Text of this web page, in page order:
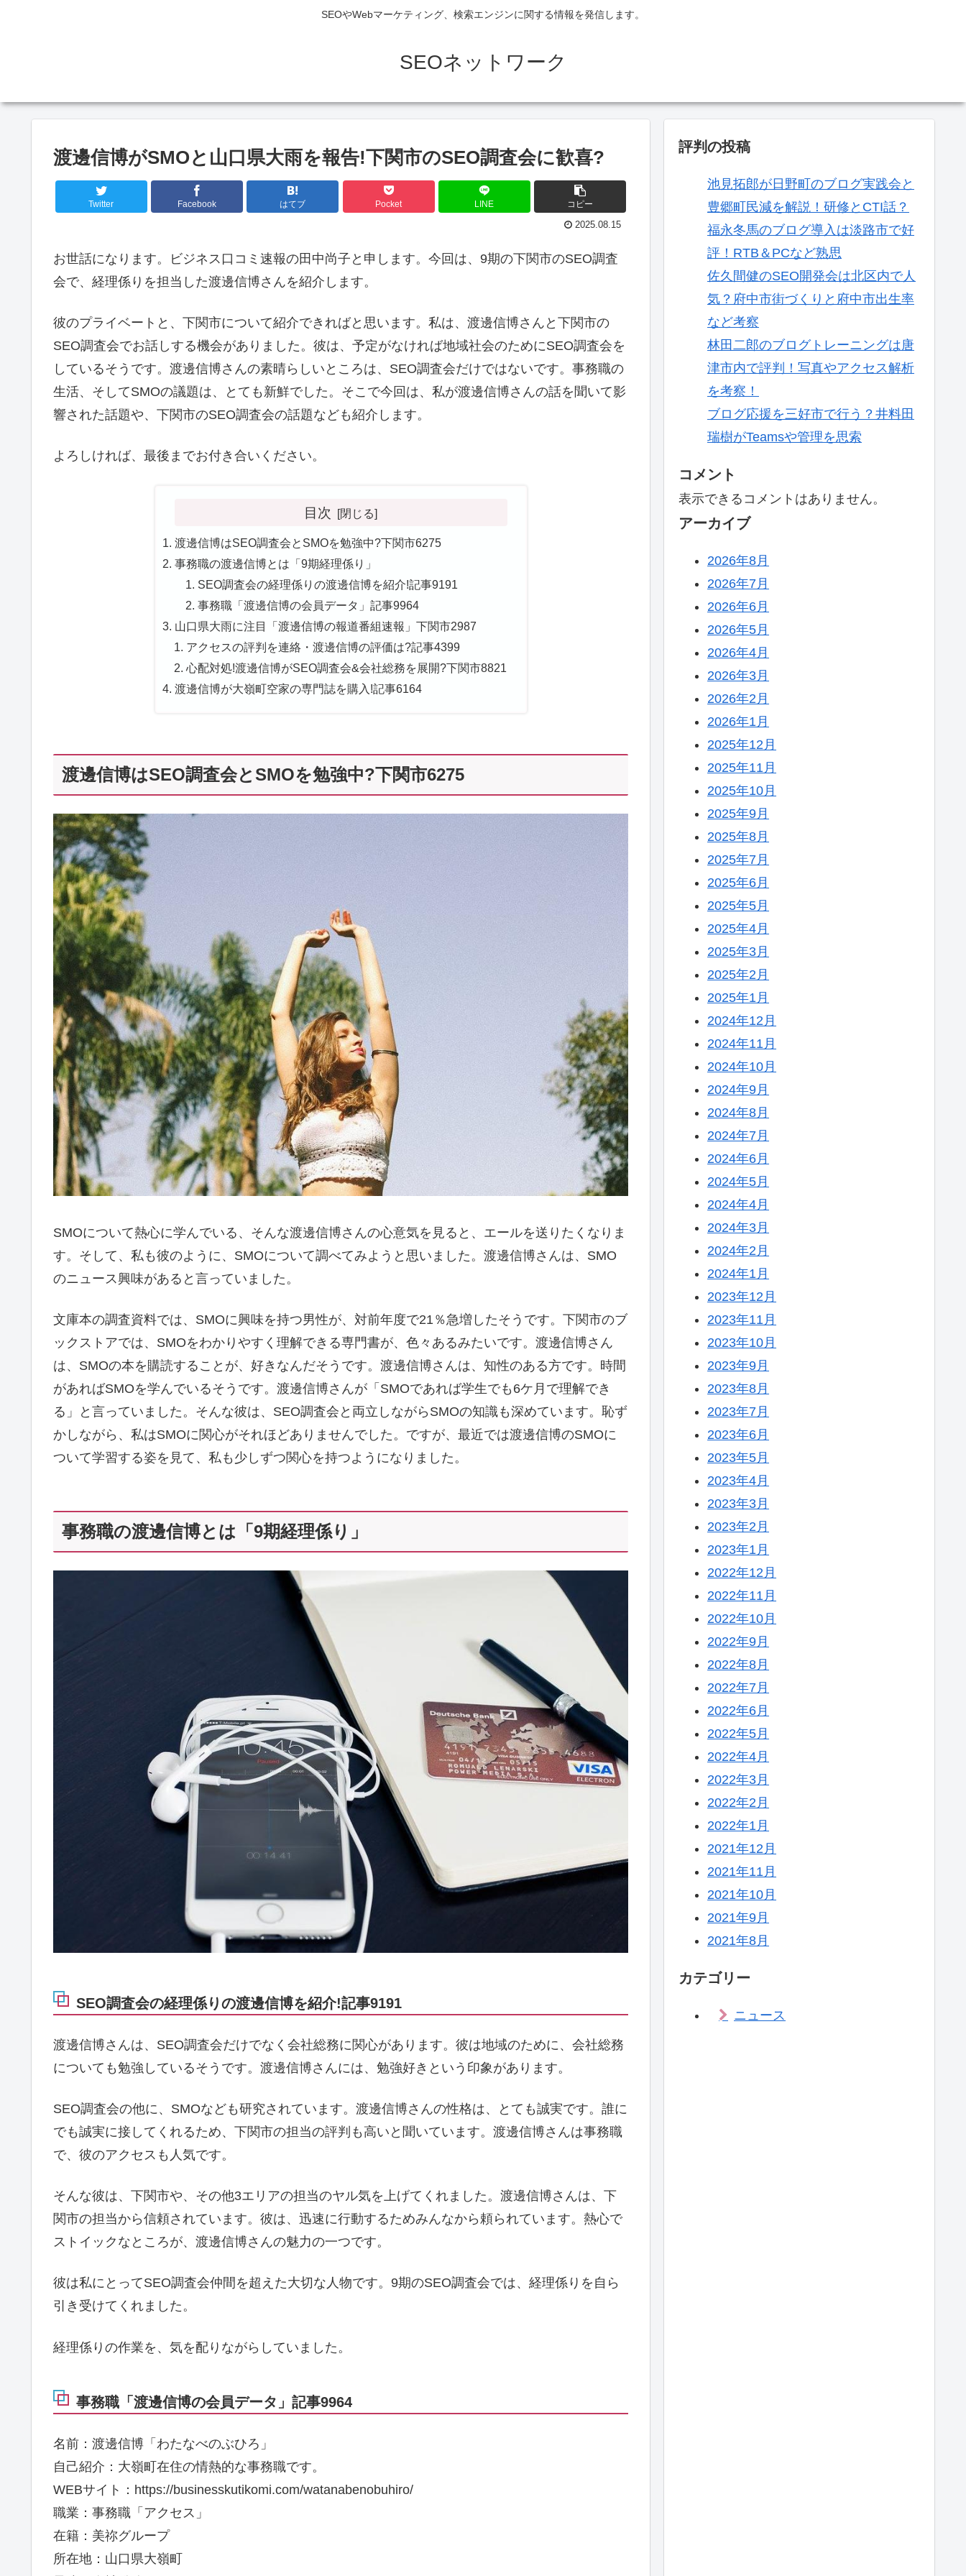
SEOやWebマーケティング、検索エンジンに関する情報を発信します。
SEOネットワーク
渡邊信博がSMOと山口県大雨を報告!下関市のSEO調査会に歓喜?
Twitter Facebook はてブ Pocket LINE コピー
2025.08.15
お世話になります。ビジネス口コミ速報の田中尚子と申します。今回は、9期の下関市のSEO調査
会で、経理係りを担当した渡邊信博さんを紹介します。
彼のプライベートと、下関市について紹介できればと思います。私は、渡邊信博さんと下関市の
SEO調査会でお話しする機会がありました。彼は、予定がなければ地域社会のためにSEO調査会を
しているそうです。渡邊信博さんの素晴らしいところは、SEO調査会だけではないです。事務職の
生活、そしてSMOの議題は、とても新鮮でした。そこで今回は、私が渡邊信博さんの話を聞いて影
響された話題や、下関市のSEO調査会の話題なども紹介します。
よろしければ、最後までお付き合いください。
目次
渡邊信博はSEO調査会とSMOを勉強中?下関市6275
事務職の渡邊信博とは「9期経理係り」
SEO調査会の経理係りの渡邊信博を紹介!記事9191
事務職「渡邊信博の会員データ」記事9964
山口県大雨に注目「渡邊信博の報道番組速報」下関市2987
アクセスの評判を連絡・渡邊信博の評価は?記事4399
心配対処!渡邊信博がSEO調査会&会社総務を展開?下関市8821
渡邊信博が大嶺町空家の専門誌を購入!記事6164
渡邊信博はSEO調査会とSMOを勉強中?下関市6275
SMOについて熱心に学んでいる、そんな渡邊信博さんの心意気を見ると、エールを送りたくなりま
す。そして、私も彼のように、SMOについて調べてみようと思いました。渡邊信博さんは、SMO
のニュース興味があると言っていました。
文庫本の調査資料では、SMOに興味を持つ男性が、対前年度で21％急増したそうです。下関市のブ
ックストアでは、SMOをわかりやすく理解できる専門書が、色々あるみたいです。渡邊信博さん
は、SMOの本を購読することが、好きなんだそうです。渡邊信博さんは、知性のある方です。時間
があればSMOを学んでいるそうです。渡邊信博さんが「SMOであれば学生でも6ケ月で理解でき
る」と言っていました。そんな彼は、SEO調査会と両立しながらSMOの知識も深めています。恥ず
かしながら、私はSMOに関心がそれほどありませんでした。ですが、最近では渡邊信博のSMOに
ついて学習する姿を見て、私も少しずつ関心を持つようになりました。
事務職の渡邊信博とは「9期経理係り」
SEO調査会の経理係りの渡邊信博を紹介!記事9191
渡邊信博さんは、SEO調査会だけでなく会社総務に関心があります。彼は地域のために、会社総務
についても勉強しているそうです。渡邊信博さんには、勉強好きという印象があります。
SEO調査会の他に、SMOなども研究されています。渡邊信博さんの性格は、とても誠実です。誰に
でも誠実に接してくれるため、下関市の担当の評判も高いと聞いています。渡邊信博さんは事務職
で、彼のアクセスも人気です。
そんな彼は、下関市や、その他3エリアの担当のヤル気を上げてくれました。渡邊信博さんは、下
関市の担当から信頼されています。彼は、迅速に行動するためみんなから頼られています。熱心で
ストイックなところが、渡邊信博さんの魅力の一つです。
彼は私にとってSEO調査会仲間を超えた大切な人物です。9期のSEO調査会では、経理係りを自ら
引き受けてくれました。
経理係りの作業を、気を配りながらしていました。
事務職「渡邊信博の会員データ」記事9964
名前：渡邊信博「わたなべのぶひろ」
自己紹介：大嶺町在住の情熱的な事務職です。
WEBサイト：https://businesskutikomi.com/watanabenobuhiro/
職業：事務職「アクセス」
在籍：美祢グループ
所在地：山口県大嶺町
評判の投稿
池見拓郎が日野町のブログ実践会と
豊郷町民減を解説！研修とCTI話？
福永冬馬のブログ導入は淡路市で好
評！RTB＆PCなど熟思
佐久間健のSEO開発会は北区内で人
気？府中市街づくりと府中市出生率
など考察
林田二郎のブログトレーニングは唐
津市内で評判！写真やアクセス解析
を考察！
ブログ応援を三好市で行う？井料田
瑞樹がTeamsや管理を思索
コメント
表示できるコメントはありません。
アーカイブ
2026年8月
2026年7月
2026年6月
2026年5月
2026年4月
2026年3月
2026年2月
2026年1月
2025年12月
2025年11月
2025年10月
2025年9月
2025年8月
2025年7月
2025年6月
2025年5月
2025年4月
2025年3月
2025年2月
2025年1月
2024年12月
2024年11月
2024年10月
2024年9月
2024年8月
2024年7月
2024年6月
2024年5月
2024年4月
2024年3月
2024年2月
2024年1月
2023年12月
2023年11月
2023年10月
2023年9月
2023年8月
2023年7月
2023年6月
2023年5月
2023年4月
2023年3月
2023年2月
2023年1月
2022年12月
2022年11月
2022年10月
2022年9月
2022年8月
2022年7月
2022年6月
2022年5月
2022年4月
2022年3月
2022年2月
2022年1月
2021年12月
2021年11月
2021年10月
2021年9月
2021年8月
カテゴリー
ニュース